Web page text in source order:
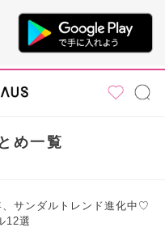
め一覧
サンダルトレンド進化中♡
12選